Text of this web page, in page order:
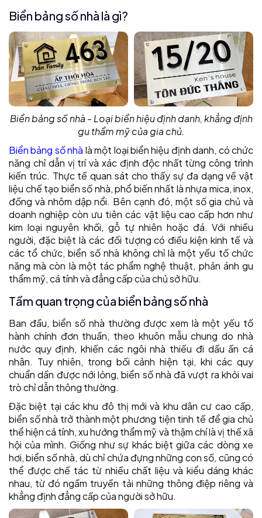
Biển bảng số nhà là gì?
Biển bảng số nhà - Loại biển hiệu định danh, khẳng định
gu thẩm mỹ của gia chủ.
Biển bảng số nhà là một loại biển hiệu định danh, có chức
năng chỉ dẫn vị trí và xác định độc nhất từng công trình
kiến trúc. Thực tế quan sát cho thấy sự đa dạng về vật
liệu chế tạo biển số nhà, phổ biến nhất là nhựa mica, inox,
đồng và nhôm dập nổi. Bên cạnh đó, một số gia chủ và
doanh nghiệp còn ưu tiên các vật liệu cao cấp hơn như
kim loại nguyên khối, gỗ tự nhiên hoặc đá. Với nhiều
người, đặc biệt là các đối tượng có điều kiện kinh tế và
các tổ chức, biển số nhà không chỉ là một yếu tố chức
năng mà còn là một tác phẩm nghệ thuật, phản ánh gu
thẩm mỹ, cá tính và đẳng cấp của chủ sở hữu.
Tầm quan trọng của biển bảng số nhà
Ban đầu, biển số nhà thường được xem là một yếu tố
hành chính đơn thuần, theo khuôn mẫu chung do nhà
nước quy định, khiến các ngôi nhà thiếu đi dấu ấn cá
nhân. Tuy nhiên, trong bối cảnh hiện tại, khi các quy
chuẩn dần được nới lỏng, biển số nhà đã vượt ra khỏi vai
trò chỉ dẫn thông thường.
Đặc biệt tại các khu đô thị mới và khu dân cư cao cấp,
biển số nhà trở thành một phương tiện tinh tế để gia chủ
thể hiện cá tính, xu hướng thẩm mỹ và thậm chí là vị thế xã
hội của mình. Giống như sự khác biệt giữa các dòng xe
hơi, biển số nhà, dù chỉ chứa đựng những con số, cũng có
thể được chế tác từ nhiều chất liệu và kiểu dáng khác
nhau, từ đó ngầm truyền tải những thông điệp riêng và
khẳng định đẳng cấp của người sở hữu.